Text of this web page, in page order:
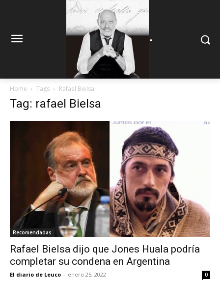
.
Home Tags Rafael Bielsa
Tag: rafael Bielsa
Recomendadas
Rafael Bielsa dijo que Jones Huala podría
completar su condena en Argentina
El diario de Leuco - enero 25, 2022 0